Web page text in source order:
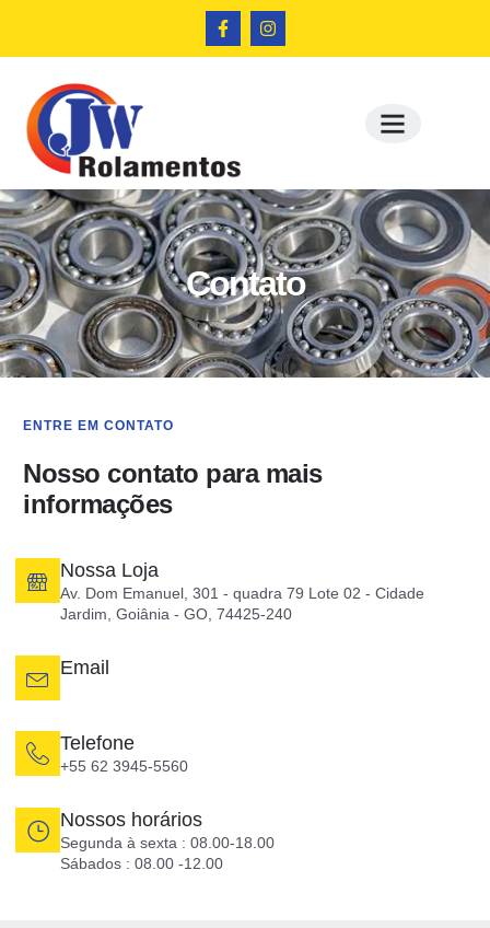
Contato
ENTRE EM CONTATO
Nosso contato para mais
informações
Nossa Loja
Av. Dom Emanuel, 301 - quadra 79 Lote 02 - Cidade
Jardim, Goiânia - GO, 74425-240
Email
Telefone
+55 62 3945-5560
Nossos horários
Segunda à sexta : 08.00-18.00
Sábados : 08.00 -12.00